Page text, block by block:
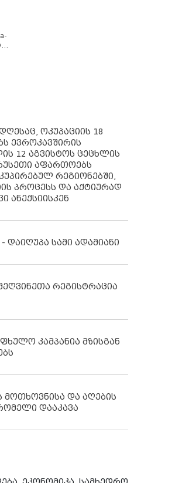
ოკუპაციის 18
ევროკავშირის
12 აგვისტოს ცეცხლის
აფართოებს
რეგიონებში,
პროცესს და აქტიურად
ანექსიისკენ
დაიღუპა სამი ადამიანი
რეგისტრაცია
კამპანია მზისგან
და აღების
დააკავა